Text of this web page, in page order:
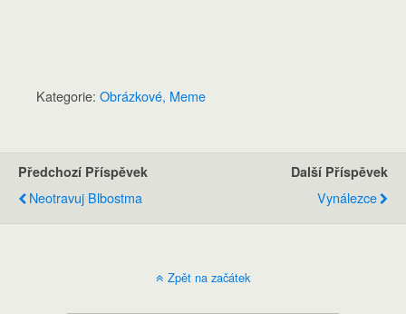
Kategorie: Obrázkové, Meme
Předchozí Příspěvek
Neotravuj Blbostma
Další Příspěvek
Vynálezce
Zpět na začátek